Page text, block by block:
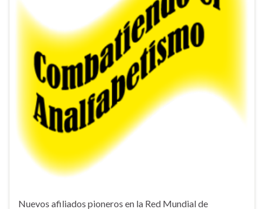
Nuevos afiliados pioneros en la Red Mundial de